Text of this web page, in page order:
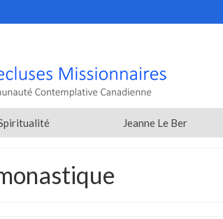
Jeanne Le Ber